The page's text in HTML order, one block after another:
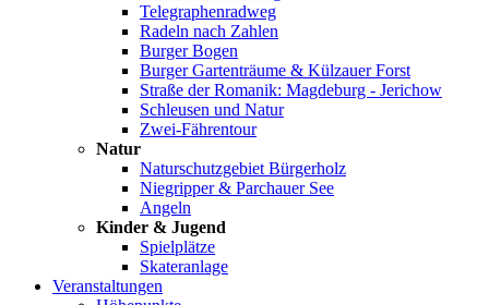
Telegraphenradweg
Radeln nach Zahlen
Burger Bogen
Burger Gartenträume & Külzauer Forst
Straße der Romanik: Magdeburg - Jerichow
Schleusen und Natur
Zwei-Fährentour
Natur
Naturschutzgebiet Bürgerholz
Niegripper & Parchauer See
Angeln
Kinder & Jugend
Spielplätze
Skateranlage
Veranstaltungen